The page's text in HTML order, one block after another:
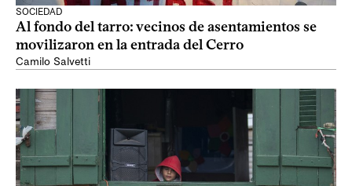
SOCIEDAD
Al fondo del tarro: vecinos de asentamientos se
movilizaron en la entrada del Cerro
Camilo Salvetti